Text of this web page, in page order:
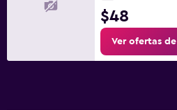
$48
Ver ofertas